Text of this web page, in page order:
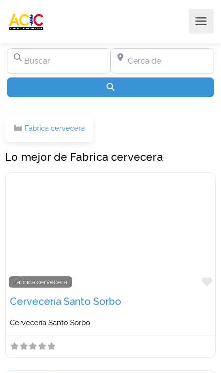
Buscar Cerca de
Fabrica cervecera
Lo mejor de Fabrica cervecera
Fabrica cervecera
Cervecería Santo Sorbo
Cervecería Santo Sorbo